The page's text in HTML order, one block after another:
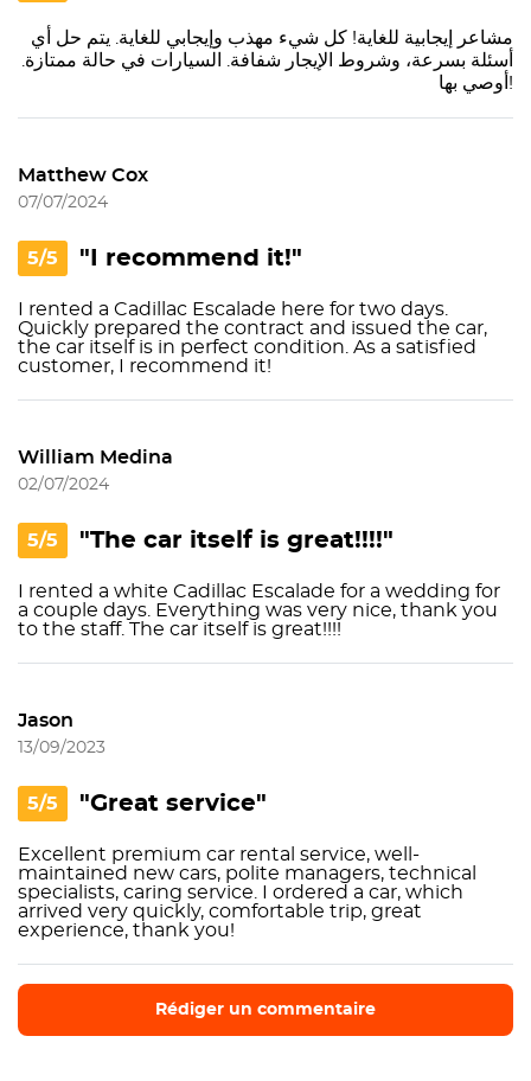
مشاعر إيجابية للغاية! كل شيء مهذب وإيجابي للغاية. يتم حل أي
أسئلة بسرعة، وشروط الإيجار شفافة. السيارات في حالة ممتازة.
أوصي بها!
Matthew Cox
07/07/2024
5/5 "I recommend it!"
I rented a Cadillac Escalade here for two days.
Quickly prepared the contract and issued the car,
the car itself is in perfect condition. As a satisfied
customer, I recommend it!
William Medina
02/07/2024
5/5 "The car itself is great!!!!"
I rented a white Cadillac Escalade for a wedding for
a couple days. Everything was very nice, thank you
to the staff. The car itself is great!!!!
Jason
13/09/2023
5/5 "Great service"
Excellent premium car rental service, well-
maintained new cars, polite managers, technical
specialists, caring service. I ordered a car, which
arrived very quickly, comfortable trip, great
experience, thank you!
Rédiger un commentaire